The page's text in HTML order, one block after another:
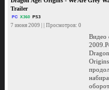
Trailer
PC X360 PS3
7 июня 2009 | | Просмотров: 0
Видео
Origins